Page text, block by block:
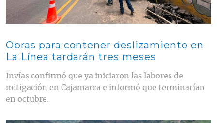
Obras para contener deslizamiento en
La Línea tardarán tres meses
Invías confirmó que ya iniciaron las labores de
mitigación en Cajamarca e informó que terminarían
en octubre.